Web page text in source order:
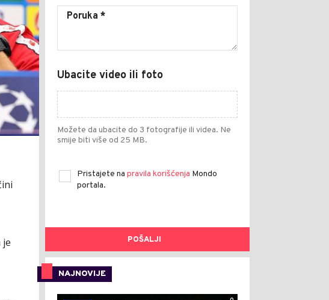
je
Ubacite video ili foto
Možete da ubacite do 3 fotografije ili videa. Ne
smije biti više od 25 MB.
Pristajete na pravila korišćenja Mondo
portala.
POŠALJI
NAJNOVIJE